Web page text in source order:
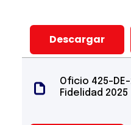
Descargar
Oficio 425-DE-
Fidelidad 2025